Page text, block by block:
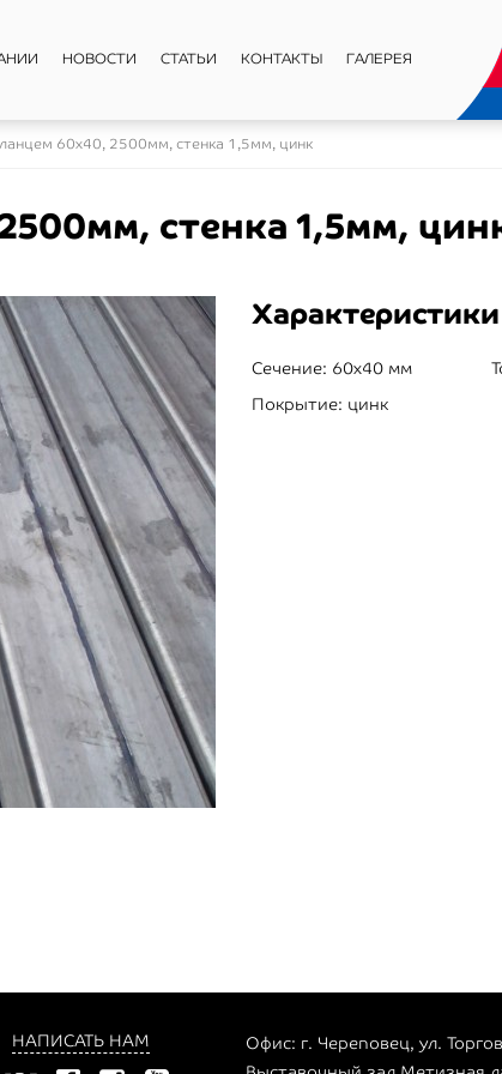
НОВОСТИ СТАТЬИ КОНТАКТЫ ГАЛЕРЕЯ
60х40, 2500мм, стенка 1,5мм, цинк
стенка 1,5мм,
Характеристики
Сечение: 60x40 мм
Покрытие: цинк
НАПИСАТЬ НАМ
Офис: г. Череповец, ул.